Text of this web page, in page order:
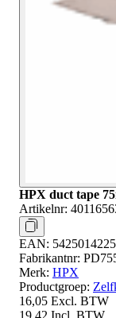
HPX duct tape
Artikelnr:
EAN:
Fabrikantnr:
Merk: HPX
Productgroep:
16,05 Excl. BTW
19,42 Incl. BTW